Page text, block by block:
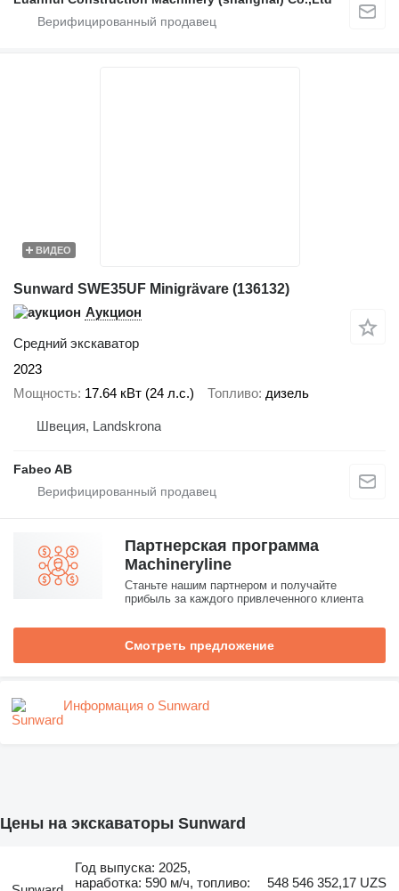
ВИДЕО
Sunward SWE35UF Minigrävare (136132)
Аукцион
Средний экскаватор
2023
Мощность 17.64 кВт (24 л.с.) Топливо дизель
Швеция, Landskrona
Fabeo AB
Партнерская программа
Machineryline
Станьте нашим партнером и получайте
прибыль за каждого привлеченного клиента
Смотреть предложение
Информация о Sunward
Цены на экскаваторы Sunward
Год выпуска: 2025,
наработка: 590 м/ч, топливо:
548 546 352,17 UZS